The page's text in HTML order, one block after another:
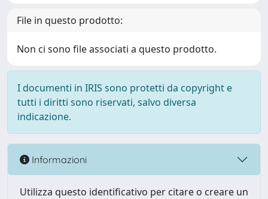
File in questo prodotto:
Non ci sono file associati a questo prodotto.
I documenti in IRIS sono protetti da copyright e
tutti i diritti sono riservati, salvo diversa
indicazione.
Informazioni
Utilizza questo identificativo per citare o creare un